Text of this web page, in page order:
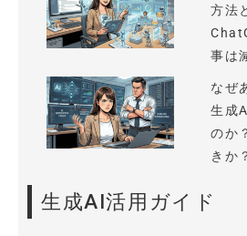
方法
事は
なぜ
生成
のか
きか
生成AI活用ガイド